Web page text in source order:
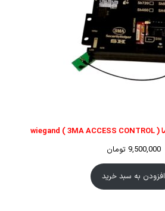
9,500,000 تومان
افزودن به سبد خرید